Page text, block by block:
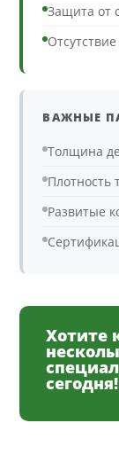
Защита от
ВАЖНЫЕ
Толщина
Плотность
Развитые
Хотите
сегодня!